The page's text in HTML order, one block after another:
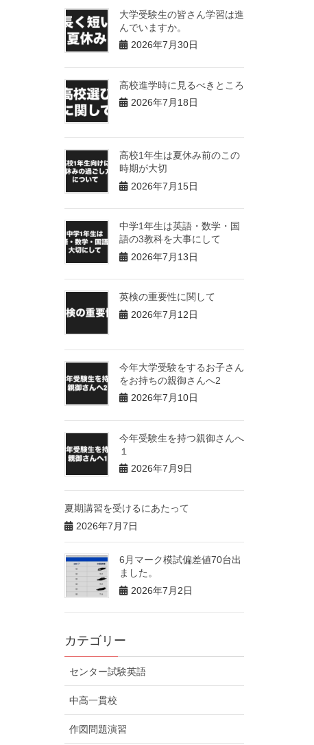
大学受験生の皆さん学習は進
んでいますか。
2026年7月30日
高校進学時に見るべきところ
2026年7月18日
高校1年生は夏休み前のこの
時期が大切
2026年7月15日
中学1年生は英語・数学・国
語の3教科を大事にして
2026年7月13日
英検の重要性に関して
2026年7月12日
今年大学受験をするお子さん
をお持ちの親御さんへ2
2026年7月10日
今年受験生を持つ親御さんへ
１
2026年7月9日
夏期講習を受けるにあたって
2026年7月7日
6月マーク模試偏差値70台出
ました。
2026年7月2日
カテゴリー
センター試験英語
中高一貫校
作図問題演習